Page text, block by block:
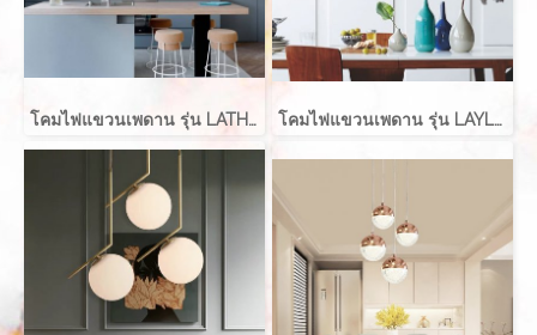
โคมไฟแขวนเพดาน รุ่น LATHER EVE-00411 สำหรับใส่หลอด E27 จำนวน 2 ดวง โคมไฟแขวนเพดาน รุ่น LAYLA EVE-00416 สำหรับใส่หลอด E27 จำนวน 1 ดวง